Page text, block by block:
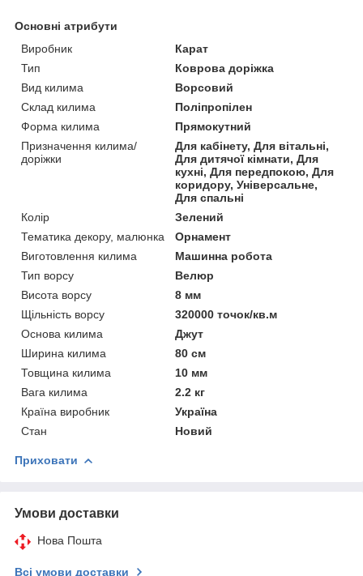
Основні атрибути
Виробник
Карат
Тип
Коврова доріжка
Вид килима
Ворсовий
Склад килима
Поліпропілен
Форма килима
Прямокутний
Призначення килима/
доріжки
Для кабінету, Для вітальні,
Для дитячої кімнати, Для
кухні, Для передпокою, Для
коридору, Універсальне,
Для спальні
Колір
Зелений
Тематика декору, малюнка
Орнамент
Виготовлення килима
Машинна робота
Тип ворсу
Велюр
Висота ворсу
8 мм
Щільність ворсу
320000 точок/кв.м
Основа килима
Джут
Ширина килима
80 см
Товщина килима
10 мм
Вага килима
2.2 кг
Країна виробник
Україна
Стан
Новий
Приховати
Умови доставки
Нова Пошта
Всі умови доставки